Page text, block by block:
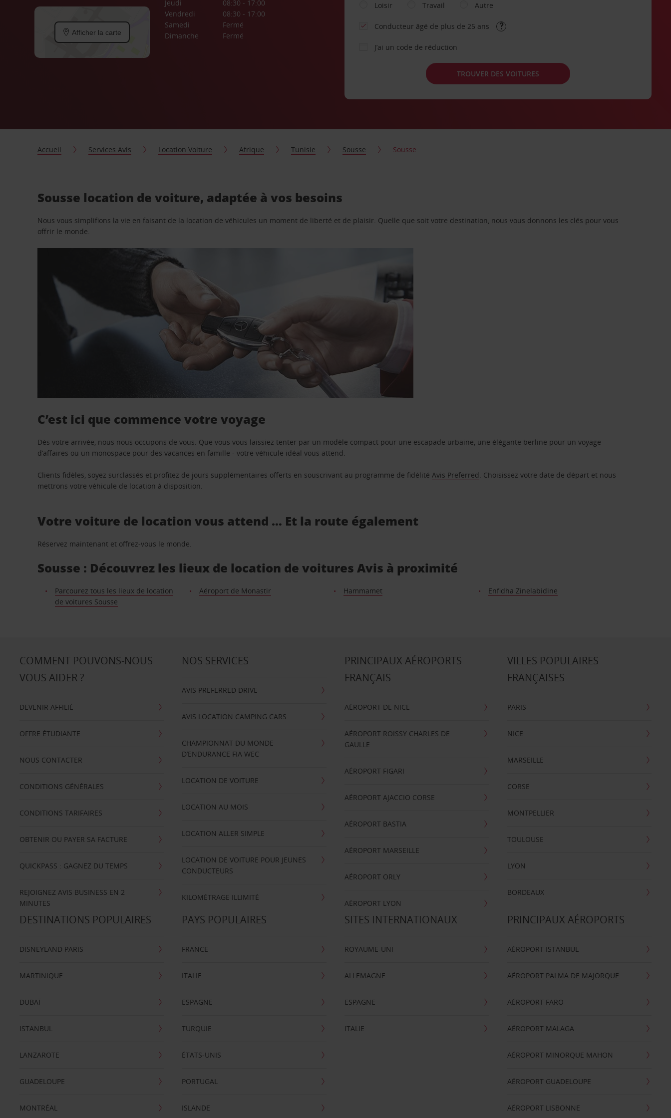
Afficher la carte
Jeudi
08:30 - 17:00
Vendredi
08:30 - 17:00
Samedi
Fermé
Dimanche
Fermé
Loisir
Travail Autre
Conducteur âgé de plus de 25 ans
J’ai un code de réduction
TROUVER DES VOITURES
Accueil Services Avis Location Voiture Afrique Tunisie Sousse Sousse
Sousse location de voiture, adaptée à vos besoins
Nous vous simplifions la vie en faisant de la location de véhicules un moment de liberté et de plaisir. Quelle que soit votre destination, nous vous donnons les clés pour vous
offrir le monde.
C’est ici que commence votre voyage
Dès votre arrivée, nous nous occupons de vous. Que vous vous laissiez tenter par un modèle compact pour une escapade urbaine, une élégante berline pour un voyage
d’affaires ou un monospace pour des vacances en famille - votre véhicule idéal vous attend.
Clients fidèles, soyez surclassés et profitez de jours supplémentaires offerts en souscrivant au programme de fidélitéAvis Preferred. Choisissez votre date de départ et nous
mettrons votre véhicule de location à disposition.
Votre voiture de location vous attend … Et la route également
Réservez maintenant et offrez-vous le monde.
Sousse : Découvrez les lieux de location de voitures Avis à proximité
Parcourez tous les lieux de location
de voitures Sousse
Aéroport de Monastir Hammamet Enfidha Zinelabidine
COMMENT POUVONS-NOUS
VOUS AIDER ?
DEVENIR AFFILIÉ
OFFRE ÉTUDIANTE
NOUS CONTACTER
CONDITIONS GÉNÉRALES
CONDITIONS TARIFAIRES
OBTENIR OU PAYER SA FACTURE
QUICKPASS : GAGNEZ DU TEMPS
REJOIGNEZ AVIS BUSINESS EN 2
MINUTES
NOS SERVICES
AVIS PREFERRED DRIVE
AVIS LOCATION CAMPING CARS
CHAMPIONNAT DU MONDE
D’ENDURANCE FIA WEC
LOCATION DE VOITURE
LOCATION AU MOIS
LOCATION ALLER SIMPLE
LOCATION DE VOITURE POUR JEUNES
CONDUCTEURS
KILOMÉTRAGE ILLIMITÉ
PRINCIPAUX AÉROPORTS
FRANÇAIS
AÉROPORT DE NICE
AÉROPORT ROISSY CHARLES DE
GAULLE
AÉROPORT FIGARI
AÉROPORT AJACCIO CORSE
AÉROPORT BASTIA
AÉROPORT MARSEILLE
AÉROPORT ORLY
AÉROPORT LYON
VILLES POPULAIRES
FRANÇAISES
PARIS
NICE
MARSEILLE
CORSE
MONTPELLIER
TOULOUSE
LYON
BORDEAUX
DESTINATIONS POPULAIRES
DISNEYLAND PARIS
MARTINIQUE
DUBAÏ
ISTANBUL
LANZAROTE
GUADELOUPE
MONTRÉAL
PAYS POPULAIRES
FRANCE
ITALIE
ESPAGNE
TURQUIE
ÉTATS-UNIS
PORTUGAL
ISLANDE
SITES INTERNATIONAUX
ROYAUME-UNI
ALLEMAGNE
ESPAGNE
ITALIE
PRINCIPAUX AÉROPORTS
AÉROPORT ISTANBUL
AÉROPORT PALMA DE MAJORQUE
AÉROPORT FARO
AÉROPORT MALAGA
AÉROPORT MINORQUE MAHON
AÉROPORT GUADELOUPE
AÉROPORT LISBONNE